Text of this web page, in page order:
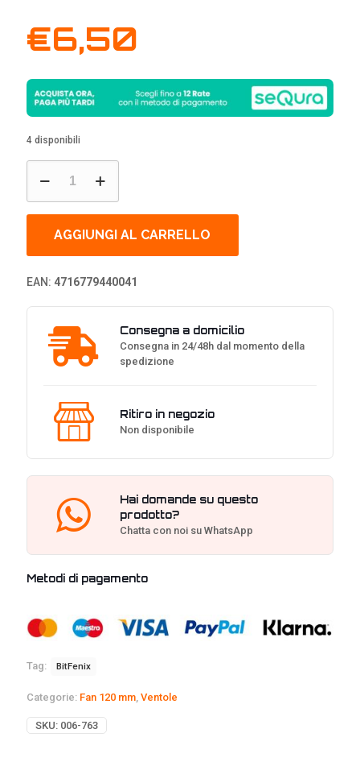
€6,50
4 disponibili
Spectre
120mm
Fan
quantità
AGGIUNGI AL CARRELLO
EAN: 4716779440041
Consegna a domicilio
Consegna in 24/48h dal momento della
spedizione
Ritiro in negozio
Non disponibile
Hai domande su questo
prodotto?
Chatta con noi su WhatsApp
Metodi di pagamento
Tag: BitFenix
Categorie: Fan 120 mm Ventole
SKU: 006-763